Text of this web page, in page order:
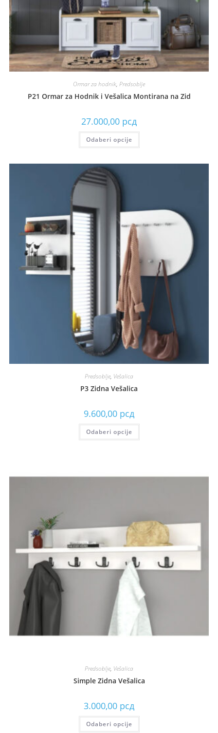
Ormar za hodnik, Predsoblje
P21 Ormar za Hodnik i Vešalica Montirana na Zid
27.000,00 рсд
Odaberi opcije
Predsoblje, Vešalica
P3 Zidna Vešalica
9.600,00 рсд
Odaberi opcije
Predsoblje, Vešalica
Simple Zidna Vešalica
3.000,00 рсд
Odaberi opcije